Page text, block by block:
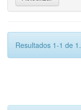
Resultados 1-1 de 1.